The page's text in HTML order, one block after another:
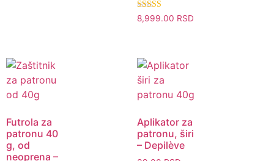
Ocenjeno sa
5.00
8,999.00 RSD
Futrola za
patronu 40
g, od
neoprena –
Aplikator za
patronu, širi
– Depilève